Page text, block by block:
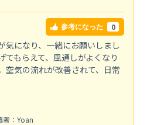
参考になった 0
気になり、一緒にお願いしまし
てもらえて、風通しがよくなり
空気の流れが改善されて、日常
者：Yoan